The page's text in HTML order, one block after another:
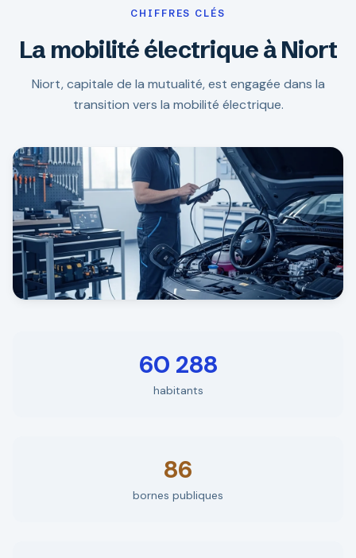
CHIFFRES CLÉS
La mobilité électrique à Niort
Niort, capitale de la mutualité, est engagée dans la
transition vers la mobilité électrique.
60 288
habitants
86
bornes publiques